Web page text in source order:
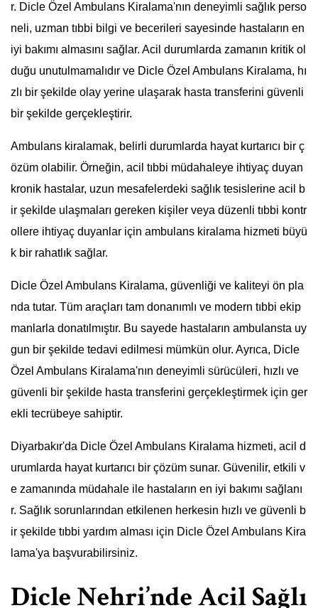
r. Dicle Özel Ambulans Kiralama'nın deneyimli sağlık perso
neli, uzman tıbbi bilgi ve becerileri sayesinde hastaların en
iyi bakımı almasını sağlar. Acil durumlarda zamanın kritik ol
duğu unutulmamalıdır ve Dicle Özel Ambulans Kiralama, hı
zlı bir şekilde olay yerine ulaşarak hasta transferini güvenli
bir şekilde gerçekleştirir.
Ambulans kiralamak, belirli durumlarda hayat kurtarıcı bir ç
özüm olabilir. Örneğin, acil tıbbi müdahaleye ihtiyaç duyan
kronik hastalar, uzun mesafelerdeki sağlık tesislerine acil b
ir şekilde ulaşmaları gereken kişiler veya düzenli tıbbi kontr
ollere ihtiyaç duyanlar için ambulans kiralama hizmeti büyü
k bir rahatlık sağlar.
Dicle Özel Ambulans Kiralama, güvenliği ve kaliteyi ön pla
nda tutar. Tüm araçları tam donanımlı ve modern tıbbi ekip
manlarla donatılmıştır. Bu sayede hastaların ambulansta uy
gun bir şekilde tedavi edilmesi mümkün olur. Ayrıca, Dicle
Özel Ambulans Kiralama'nın deneyimli sürücüleri, hızlı ve
güvenli bir şekilde hasta transferini gerçekleştirmek için ger
ekli tecrübeye sahiptir.
Diyarbakır'da Dicle Özel Ambulans Kiralama hizmeti, acil d
urumlarda hayat kurtarıcı bir çözüm sunar. Güvenilir, etkili v
e zamanında müdahale ile hastaların en iyi bakımı sağlanı
r. Sağlık sorunlarından etkilenen herkesin hızlı ve güvenli b
ir şekilde tıbbi yardım alması için Dicle Özel Ambulans Kira
lama'ya başvurabilirsiniz.
Dicle Nehri’nde Acil Sağlı